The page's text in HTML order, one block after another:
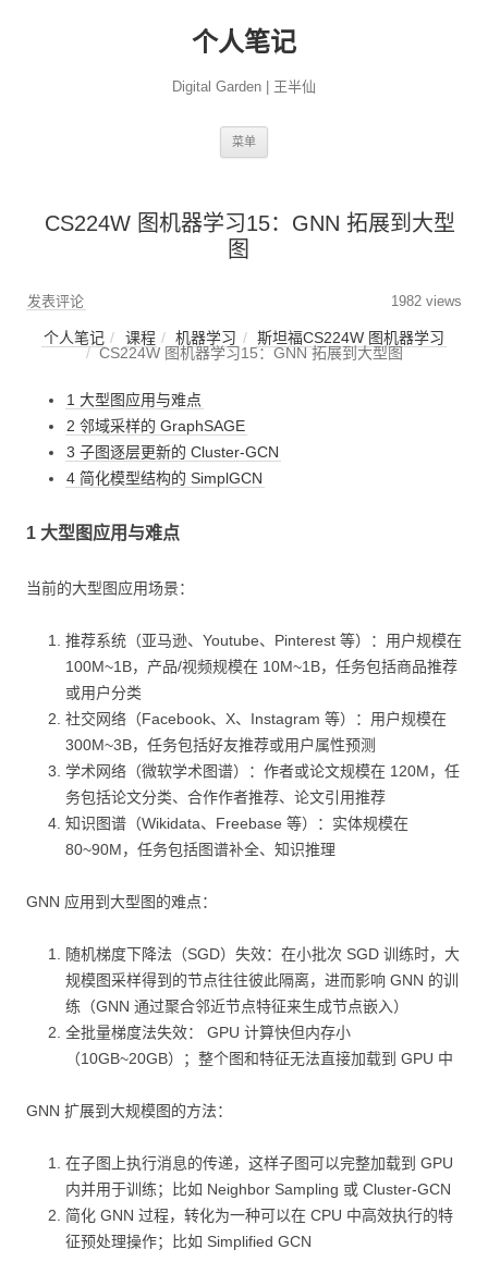
个人笔记
Digital Garden | 王半仙
菜单
CS224W 图机器学习15：GNN 拓展到大型
图
发表评论 1982 views
个人笔记 课程 机器学习
斯坦福CS224W 图机器学习
CS224W 图机器学习15：GNN 拓展到大型图
1 大型图应用与难点
2 邻域采样的 GraphSAGE
3 子图逐层更新的 Cluster-GCN
4 简化模型结构的 SimplGCN
1 大型图应用与难点
当前的大型图应用场景：
推荐系统（亚马逊、Youtube、Pinterest 等）：用户规模在
100M~1B，产品/视频规模在 10M~1B，任务包括商品推荐
或用户分类
社交网络（Facebook、X、Instagram 等）：用户规模在
300M~3B，任务包括好友推荐或用户属性预测
学术网络（微软学术图谱）：作者或论文规模在 120M，任
务包括论文分类、合作作者推荐、论文引用推荐
知识图谱（Wikidata、Freebase 等）：实体规模在
80~90M，任务包括图谱补全、知识推理
GNN 应用到大型图的难点：
随机梯度下降法（SGD）失效：在小批次 SGD 训练时，大
规模图采样得到的节点往往彼此隔离，进而影响 GNN 的训
练（GNN 通过聚合邻近节点特征来生成节点嵌入）
全批量梯度法失效： GPU 计算快但内存小
（10GB~20GB）；整个图和特征无法直接加载到 GPU 中
GNN 扩展到大规模图的方法：
在子图上执行消息的传递，这样子图可以完整加载到 GPU
内并用于训练；比如 Neighbor Sampling 或 Cluster-GCN
简化 GNN 过程，转化为一种可以在 CPU 中高效执行的特
征预处理操作；比如 Simplified GCN